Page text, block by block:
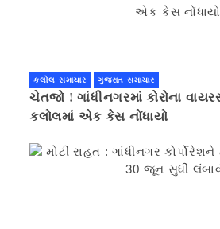
કલોલ સમાચાર ગુજરાત સમાચાર
ચેતજો ! ગાંધીનગરમાં કોરોના
કલોલમાં એક કેસ નોંધાયો